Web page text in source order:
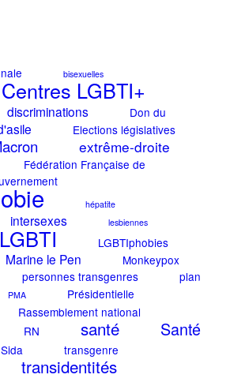
bisexuelles
Centres LGBTI+
discriminations
Don du
Elections législatives
extrême-droite
Fédération Française de
hépatite
intersexes lesbiennes
LGBTI
LGBTIphobies
Marine le Pen Monkeypox
personnes transgenres
plan
PMA Présidentielle
Rassemblement national
RN santé
Santé
Sida
transgenre
transidentités